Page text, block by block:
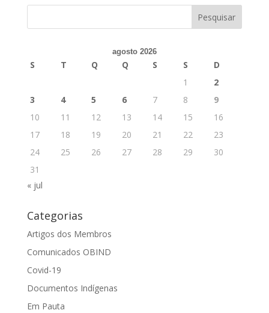
agosto 2026
S T Q Q S S
D
1
2
3
4 5 6 7 8
9
10
11 12 13 14 15
16
17
18 19 20 21 22
23
24
25 26 27 28 29
30
31
« jul
Categorias
Artigos dos Membros
Comunicados OBIND
Covid-19
Documentos Indígenas
Em Pauta